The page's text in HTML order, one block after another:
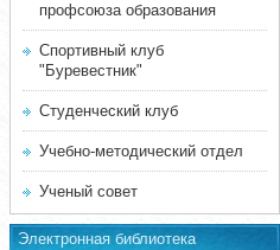
профсоюза образования
Спортивный клуб
"Буревестник"
Студенческий клуб
Учебно-методический отдел
Ученый совет
Электронная библиотека